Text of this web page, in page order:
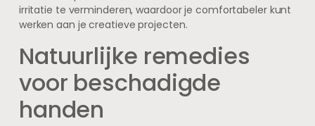
irritatie te verminderen, waardoor je comfortabeler kunt
werken aan je creatieve projecten.
Natuurlijke remedies
voor beschadigde
handen